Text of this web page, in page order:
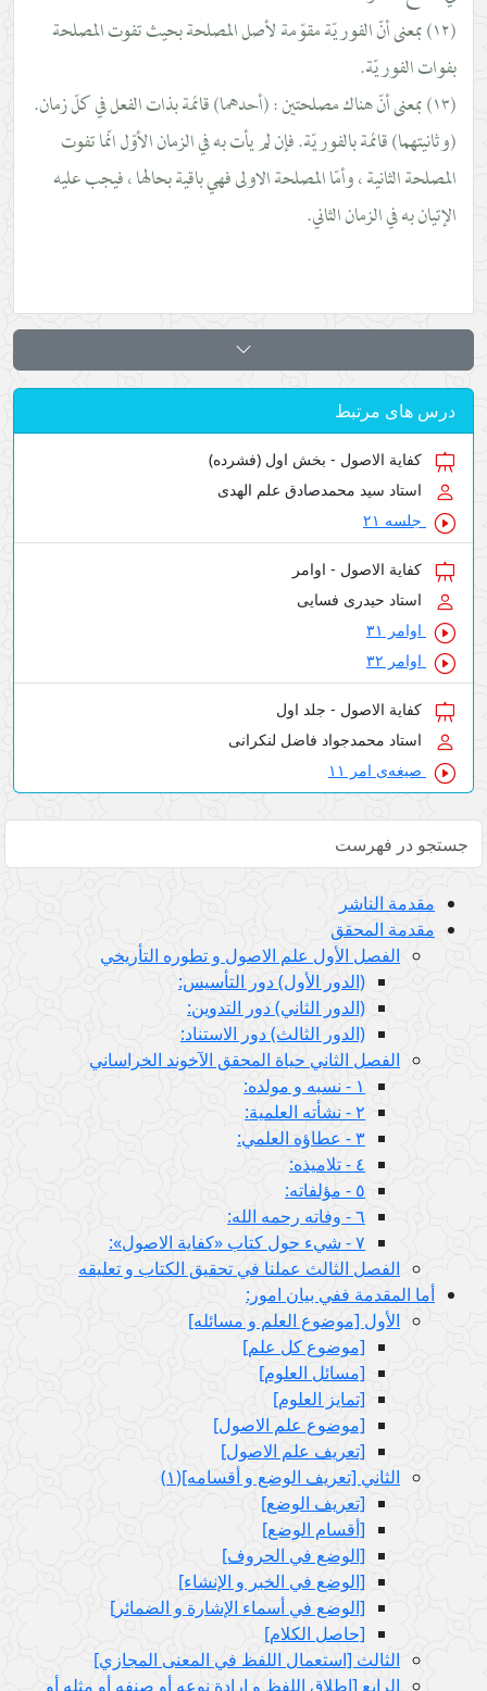
(١٢) بمعنى أنّ الفوريّة مقوّمة لأصل المصلحة بحيث تفوت المصلحة
بفوات الفوريّة.
(١٣) بمعنى أنّ هناك مصلحتين : (أحدهما) قائمة بذات الفعل في كلّ زمان.
(وثانيتهما) قائمة بالفوريّة. فإن لم يأت به في الزمان الأوّل انّما تفوت
المصلحة الثانية ، وأمّا المصلحة الاولى فهي باقية بحالها ، فيجب عليه
الإتيان به في الزمان الثاني.
درس های مرتبط
کفایة الاصول - بخش اول (فشرده)
استاد سید محمدصادق علم الهدی
جلسه ۲۱
کفایة الاصول - اوامر
استاد حیدری فسایی
اوامر ۳۱
اوامر ۳۲
کفایة الاصول - جلد اول
استاد محمدجواد فاضل لنکرانی
صیغه‌ی امر ۱۱
مقدمة الناشر
مقدمة المحقق
الفصل الأول علم الاصول و تطوره التأريخي
(الدور الأول) دور التأسيس:
(الدور الثاني) دور التدوين:
(الدور الثالث) دور الاستناد:
الفصل الثاني حياة المحقق الآخوند الخراساني
١ - نسبه و مولده:
٢ - نشأته العلمية:
٣ - عطاؤه العلمي:
٤ - تلاميذه:
٥ - مؤلفاته:
٦ - وفاته رحمه الله:
٧ - شي‏ء حول كتاب «كفاية الاصول»:
الفصل الثالث عملنا في تحقيق الكتاب و تعليقه
أما المقدمة ففي بيان امور:
الأول‏ [موضوع العلم و مسائله‏]
[موضوع كل علم‏]
[مسائل العلوم‏]
[تمايز العلوم‏]
[موضوع علم الاصول‏]
[تعريف علم الاصول‏]
الثاني‏ [تعريف الوضع و أقسامه‏](١)
[تعريف الوضع‏]
[أقسام الوضع‏]
[الوضع في الحروف‏]
[الوضع في الخبر و الإنشاء]
[الوضع في أسماء الإشارة و الضمائر]
[حاصل الكلام‏]
الثالث‏ [استعمال اللفظ في المعنى المجازي‏]
الرابع‏ [إطلاق اللفظ و إرادة نوعه أو صنفه أو مثله أو